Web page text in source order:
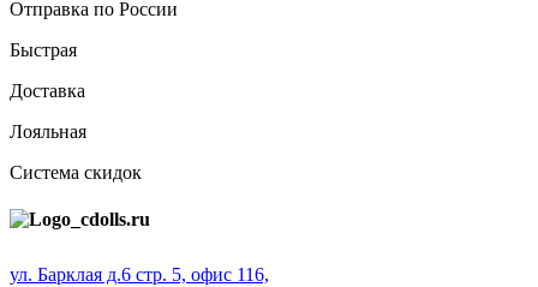
Отправка по России
Быстрая
Доставка
Лояльная
Система скидок
ул. Барклая д.6 стр. 5, офис 116,